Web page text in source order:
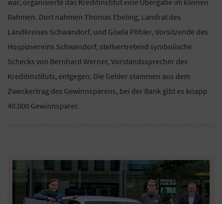
war, organisierte das Kreditinstitut eine Übergabe im kleinen
Rahmen. Dort nahmen Thomas Ebeling, Landrat des
Landkreises Schwandorf, und Gisela Pöhler, Vorsitzende des
Hospizvereins Schwandorf, stellvertretend symbolische
Schecks von Bernhard Werner, Vorstandssprecher des
Kreditinstituts, entgegen. Die Gelder stammen aus dem
Zweckertrag des Gewinnsparens, bei der Bank gibt es knapp
40.000 Gewinnsparer.